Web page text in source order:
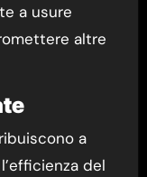
a usure
altre
a
del